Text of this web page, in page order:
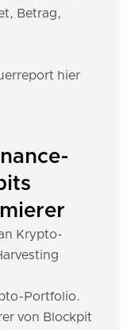
Betrag,
hier
Krypto-
Portfolio.
von Blockpit